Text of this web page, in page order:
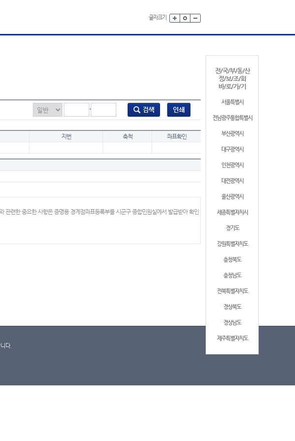
글자크기
전/국/부/동/산
정/보/조/회
바/로/가/기
서울특별시
전남광주통합특별시
부산광역시
대구광역시
인천광역시
대전광역시
울산광역시
세종특별자치시
경기도
강원특별자치도
충청북도
충청남도
전북특별자치도
경상북도
경상남도
제주특별자치도
-
지번 축척 좌표확인
련한 중요한 사항은 증명용 경계점좌표등록부를 시군구 종합민원실에서 발급받아 확인
다.